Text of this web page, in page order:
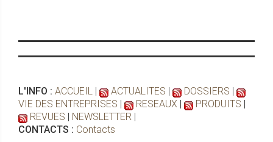
L'INFO : ACCUEIL | ACTUALITES | DOSSIERS |
VIE DES ENTREPRISES | RESEAUX | PRODUITS |
REVUES | NEWSLETTER |
CONTACTS : Contacts